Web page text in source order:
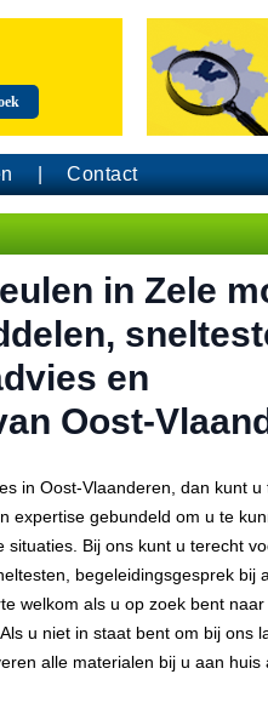
Contact
in Zele
en
Oost-
in Oost-Vlaanderen, dan kunt u
expertise gebundeld om u te
Bij ons kunt u terecht
begeleidingsgesprek bij
welkom als u op zoek bent
u niet in staat bent om bij ons
alle materialen bij u aan huis